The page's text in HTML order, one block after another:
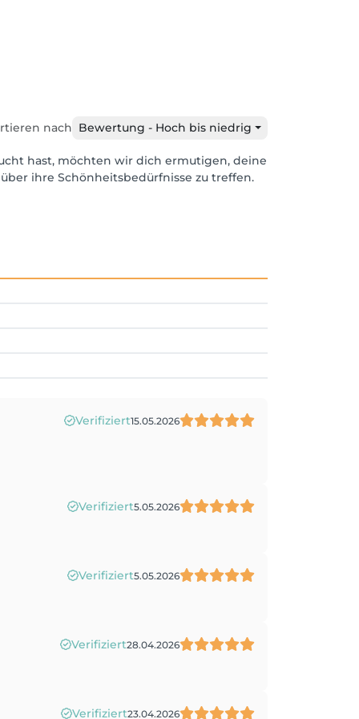
nach Bewertung - Hoch bis niedrig
hast, möchten wir dich ermutigen, deine
ihre Schönheitsbedürfnisse zu treffen.
Verifiziert15.05.2026
Verifiziert5.05.2026
Verifiziert5.05.2026
Verifiziert28.04.2026
Verifiziert23.04.2026